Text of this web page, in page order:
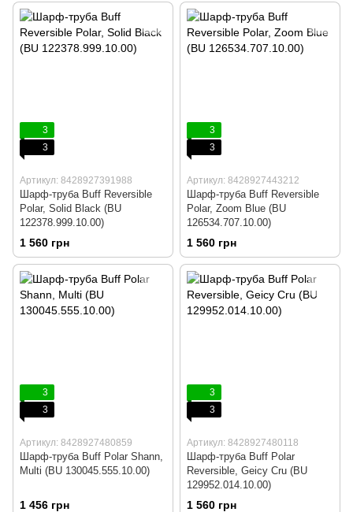
3
3
Артикул: 8428927391988
Шарф-труба Buff Reversible
Polar, Solid Black (BU
122378.999.10.00)
1 560 грн
3
3
Артикул: 8428927443212
Шарф-труба Buff Reversible
Polar, Zoom Blue (BU
126534.707.10.00)
1 560 грн
3
3
Артикул: 8428927480859
Шарф-труба Buff Polar Shann,
Multi (BU 130045.555.10.00)
1 456 грн
3
3
Артикул: 8428927480118
Шарф-труба Buff Polar
Reversible, Geicy Cru (BU
129952.014.10.00)
1 560 грн